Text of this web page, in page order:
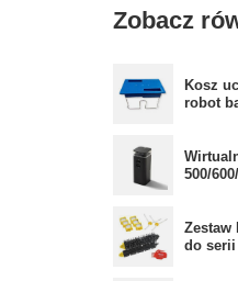
Zobacz
Kosz
robot
500/
Zestaw
do serii